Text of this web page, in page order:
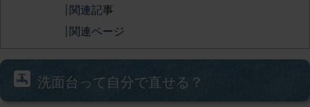
関連記事
関連ページ
洗面台って自分で直せる？